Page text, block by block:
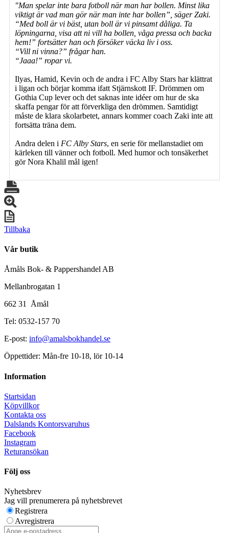
"Man spelar inte bara fotboll när man har bollen. Minst lika
viktigt är vad man gör när man inte har bollen”, säger Zaki.
“Med boll är vi bäst, utan boll är vi pinsamt dåliga. Ta
löpningarna, visa att ni vill ha bollen, våga pressa och backa
hem!” fortsätter han och försöker väcka liv i oss.
“Vill ni vinna?” frågar han.
“Jaaa!” ropar vi.
Ilyas, Hamid, Kevin och de andra i FC Alby Stars har klättrat
i ligan och börjar komma ifatt Stjärnskott IF. Drömmen om
Gothia Cup lever och det saknas inte idéer om hur de ska
skaffa pengar för att förverkliga den drömmen. Samtidigt
måste de klara skolarbetet, annars kommer coach Zaki inte att
fortsätta träna dem.
Andra delen i FC Alby Stars, en serie för mellanstadiet om
kärleken till vänner och fotboll. Med humor och tonsäkerhet
gör Nora Khalil mål igen!
Tillbaka
Vår butik
Åmåls Bok- & Pappershandel AB
Mellanbrogatan 1
662 31 Åmål
Tel: 0532-157 70
E-post: info@amalsbokhandel.se
Öppettider: Mån-fre 10-18, lör 10-14
Information
Startsidan
Köpvillkor
Kontakta oss
Dalslands Kontorsvaruhus
Facebook
Instagram
Returansökan
Följ oss
Nyhetsbrev
Jag vill prenumerera på nyhetsbrevet
Registrera
Avregistrera